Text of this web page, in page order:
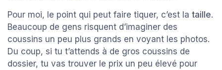
Pour moi, le point qui peut faire tiquer, c’est la taille.
Beaucoup de gens risquent d’imaginer des
coussins un peu plus grands en voyant les photos.
Du coup, si tu t’attends à de gros coussins de
dossier, tu vas trouver le prix un peu élevé pour